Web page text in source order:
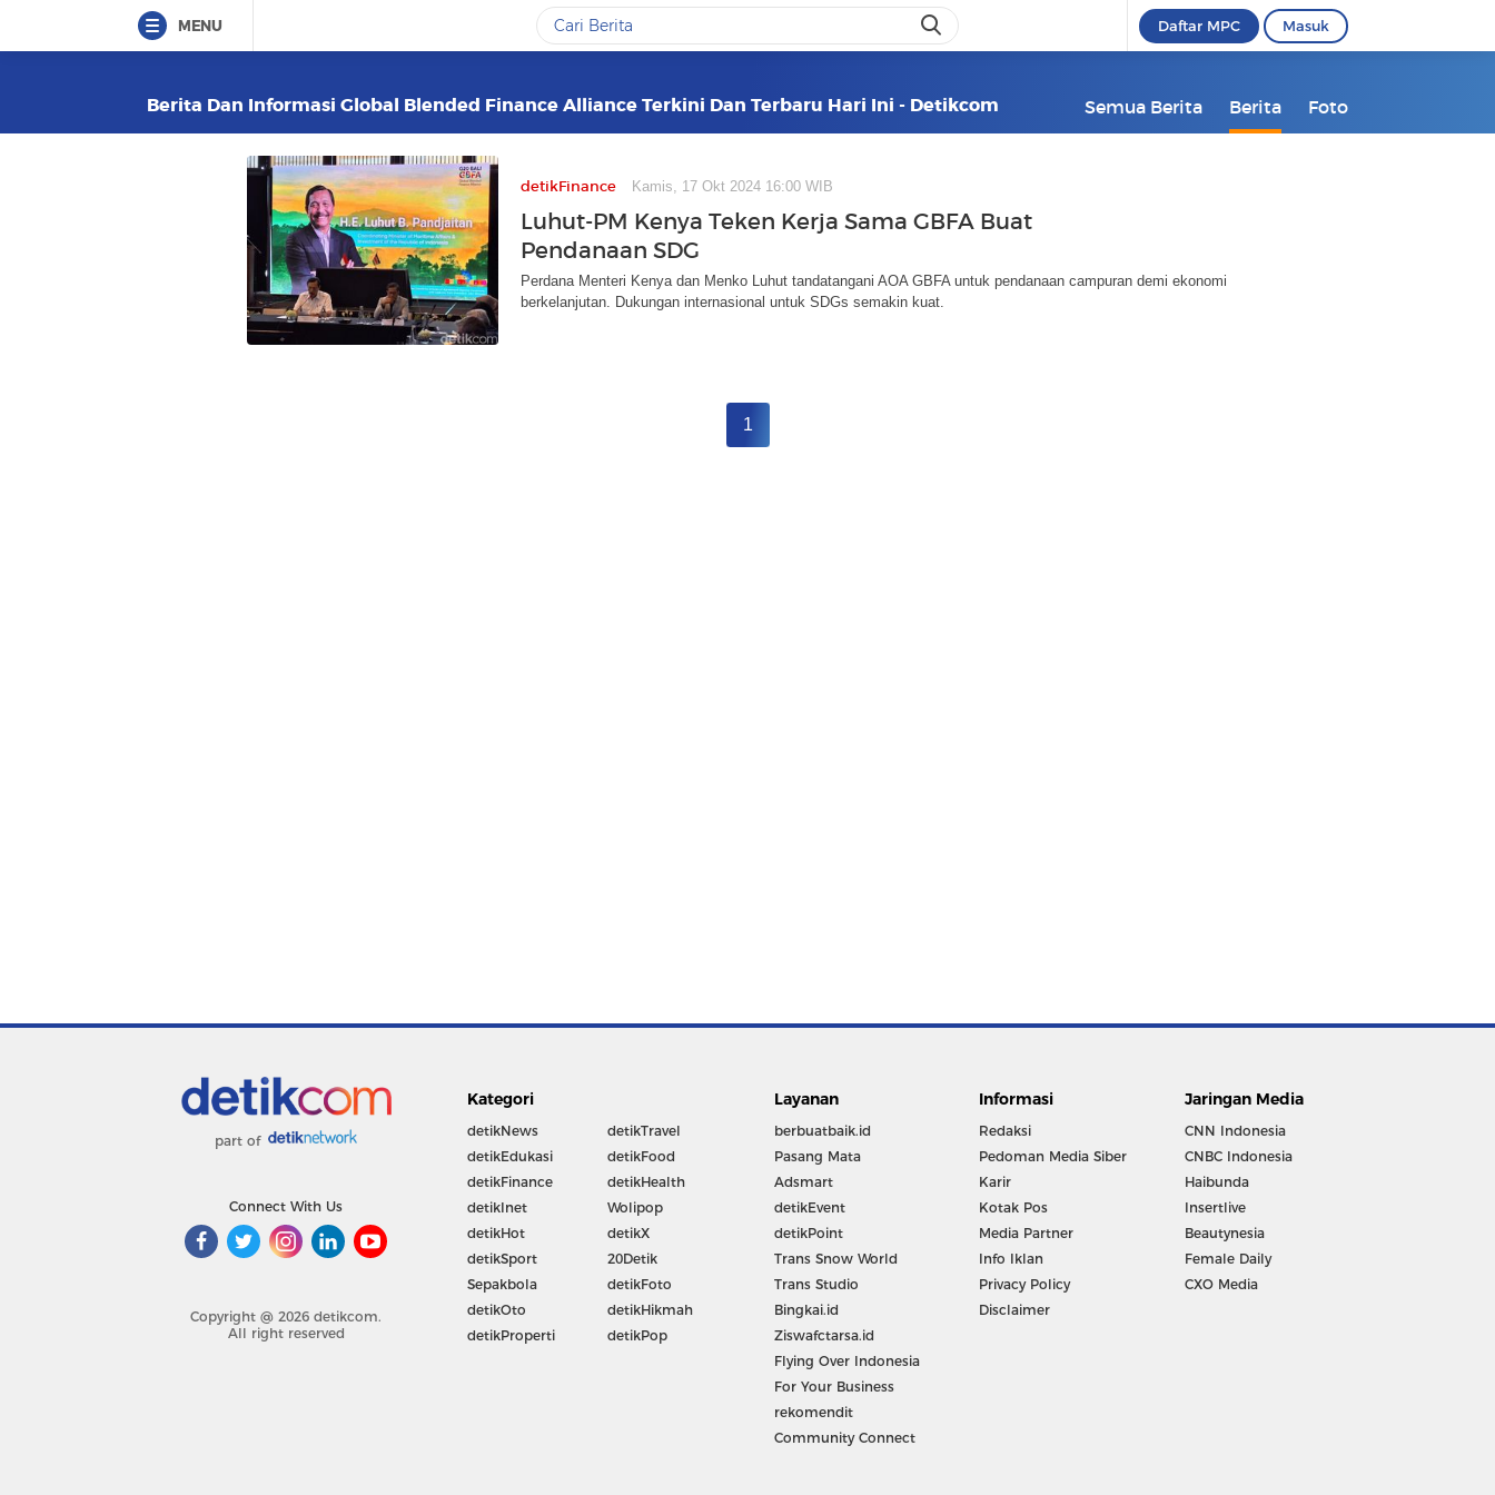
MENU Daftar MPC Masuk
Berita Dan Informasi Global Blended Finance Alliance Terkini Dan Terbaru Hari Ini - Detikcom Semua Berita Berita Foto
detikFinance Kamis, 17 Okt 2024 16:00 WIB
Luhut-PM Kenya Teken Kerja Sama GBFA Buat
Pendanaan SDG
Perdana Menteri Kenya dan Menko Luhut tandatangani AOA GBFA untuk pendanaan campuran demi ekonomi
berkelanjutan. Dukungan internasional untuk SDGs semakin kuat.
1
part of
Connect With Us
Copyright @ 2026 detikcom.
All right reserved
Kategori
detikNews
detikEdukasi
detikFinance
detikInet
detikHot
detikSport
Sepakbola
detikOto
detikProperti
detikTravel
detikFood
detikHealth
Wolipop
detikX
20Detik
detikFoto
detikHikmah
detikPop
Layanan
berbuatbaik.id
Pasang Mata
Adsmart
detikEvent
detikPoint
Trans Snow World
Trans Studio
Bingkai.id
Ziswafctarsa.id
Flying Over Indonesia
For Your Business
rekomendit
Community Connect
Informasi
Redaksi
Pedoman Media Siber
Karir
Kotak Pos
Media Partner
Info Iklan
Privacy Policy
Disclaimer
Jaringan Media
CNN Indonesia
CNBC Indonesia
Haibunda
Insertlive
Beautynesia
Female Daily
CXO Media